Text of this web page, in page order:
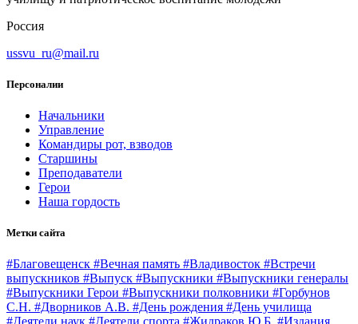
Россия
ussvu_ru@mail.ru
Персоналии
Начальники
Управление
Командиры рот, взводов
Старшины
Преподаватели
Герои
Наша гордость
Метки сайта
#Благовещенск #Вечная память #Владивосток #Встречи
выпускников #Выпуск #Выпускники #Выпускники генералы
#Выпускники Герои #Выпускники полковники #Горбунов
С.Н. #Дворников А.В. #День рождения #День училища